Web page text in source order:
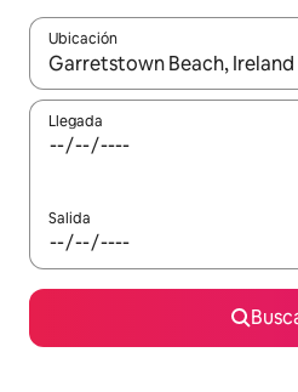
Ubicación
Cuando los resultados estén
Llegada
Salida